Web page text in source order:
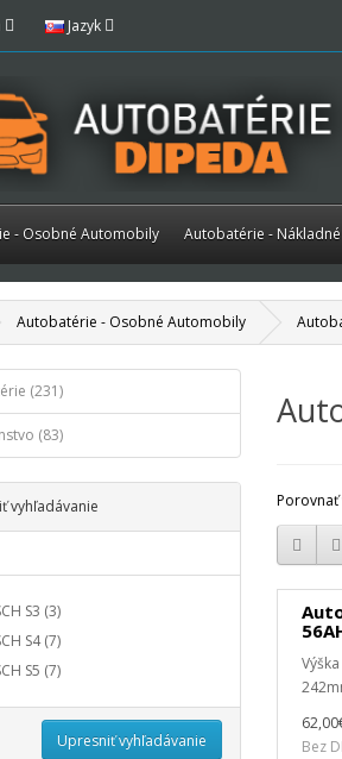
Jazyk
- Osobné Automobily Autobatérie -
Autobatérie - Osobné Automobily
(231)
(83)
vyhľadávanie
S3 (3)
S4 (7)
S5 (7)
Upresniť vyhľadávanie
Porovnať
Bez